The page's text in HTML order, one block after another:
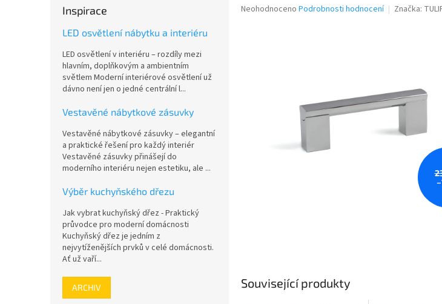
Inspirace
LED osvětlení nábytku a interiéru
LED osvětlení v interiéru – rozdíly mezi
hlavním, doplňkovým a ambientním
světlem Moderní interiérové osvětlení už
dávno není jen o jedné centrální l...
Vestavěné nábytkové zásuvky
Vestavěné nábytkové zásuvky – elegantní
a praktické řešení pro každý interiér
Vestavěné zásuvky přinášejí do
moderního interiéru nejen estetiku, ale ...
Výběr kuchyňského dřezu
Jak vybrat kuchyňský dřez - Praktický
průvodce pro moderní domácnosti
Kuchyňský dřez je jedním z
nejvytíženějších prvků v celé domácnosti.
Ať už vaří...
ARCHIV
Průměrné
Neohodnoceno Podrobnosti hodnocení Značka:
Související produkty